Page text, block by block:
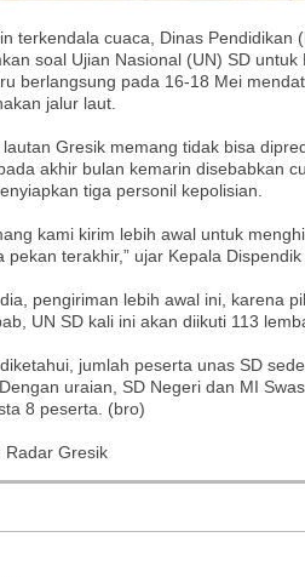
terkendala cuaca, Dinas Pendidikan
soal Ujian Nasional (UN) SD
berlangsung pada 16-18 Mei
jalur laut.
Gresik memang tidak bisa
akhir bulan kemarin disebabkan
tiga personil kepolisian.
kami kirim lebih awal untuk
pekan terakhir,” ujar Kepala
pengiriman lebih awal ini, karena
UN SD kali ini akan diikuti 113
jumlah peserta unas SD
uraian, SD Negeri dan MI
8 peserta. (bro)
Radar Gresik